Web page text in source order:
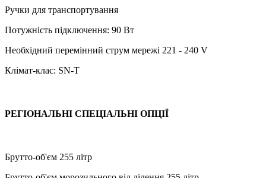
Ручки для транспортування
Потужність підключення: 90 Вт
Необхідний перемінний струм мережі 221 - 240 V
Клімат-клас: SN-T
РЕГІОНАЛЬНІ СПЕЦІАЛЬНІ ОПЦІЇ
Брутто-об'єм 255 літр